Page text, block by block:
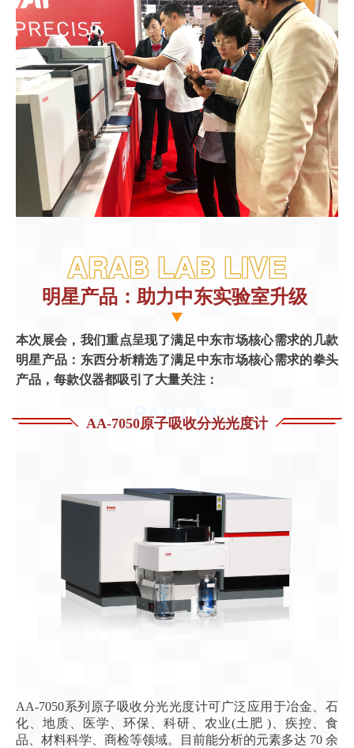
ARAB LAB LIVE
明星产品：助力中东实验室升级
本次展会，我们重点呈现了满足中东市场核心需求的几款
明星产品：东西分析精选了满足中东市场核心需求的拳头
产品，每款仪器都吸引了大量关注：
PART.01
AA-7050原子吸收分光光度计
AA-7050系列原子吸收分光光度计可广泛应用于冶金、石
化、地质、医学、环保、科研、农业(土肥 )、疾控、食
品、材料科学、商检等领域。目前能分析的元素多达 70 余